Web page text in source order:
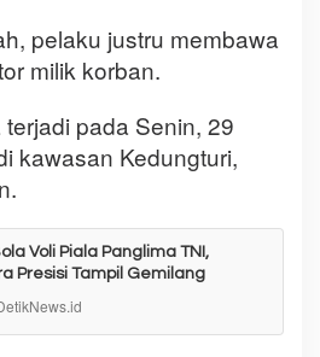
pelaku justru membawa
milik korban.
pada Senin, 29
kawasan Kedungturi,
Voli Piala Panglima TNI,
Presisi Tampil Gemilang